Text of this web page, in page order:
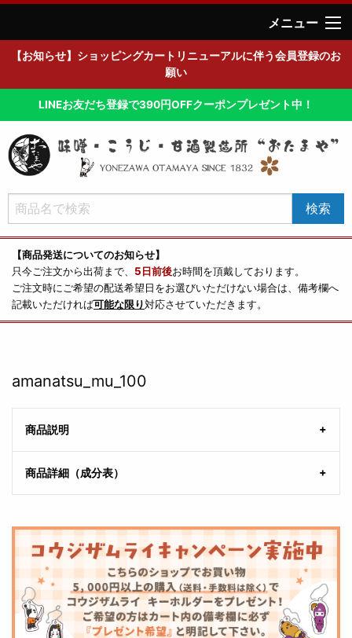
メニュー
【お知らせ】ショッピングカートリニューアルに伴う会員登録のお
願い
LINEお友だち登録で390円OFFクーポンプレゼント中！
【商品発送についてのお知らせ】
只今ご注文から出荷まで、 5日前後お時間を頂戴しております。
ご注文時にご希望の配送希望日をお選びいただけない場合は、備考欄へ
記載いただければ可能な限り対応させていただきます。
amanatsu_mu_100
商品説明
商品詳細（成分表）